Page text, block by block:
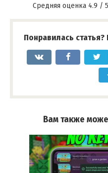
Средняя оценка 4.9 /
Понравилась
Вам также